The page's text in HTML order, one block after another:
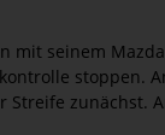
mit seinem
stoppen.
zunächst.